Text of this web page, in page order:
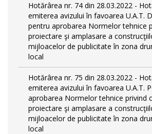
Hotărârea nr. 74 din 28.03.2022 -
emiterea avizului în favoarea U.A.T.
pentru aprobarea Normelor tehnice
proiectare şi amplasare a
mijloacelor de publicitate în zona
local
Hotărârea nr. 75 din 28.03.2022 -
emiterea avizului în favoarea U.A.T.
aprobarea Normelor tehnice privind
proiectare şi amplasare a
mijloacelor de publicitate în zona
local